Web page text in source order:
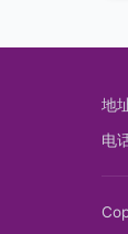
地
电